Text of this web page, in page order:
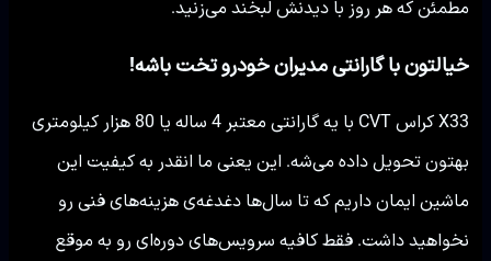
مطمئن که هر روز با دیدنش لبخند می‌زنید.
خیالتون با گارانتی مدیران خودرو تخت باشه!
X33 کراس CVT با یه گارانتی معتبر 4 ساله یا 80 هزار کیلومتری
بهتون تحویل داده می‌شه. این یعنی ما انقدر به کیفیت این
ماشین ایمان داریم که تا سال‌ها دغدغه‌ی هزینه‌های فنی رو
نخواهید داشت. فقط کافیه سرویس‌های دوره‌ای رو به موقع